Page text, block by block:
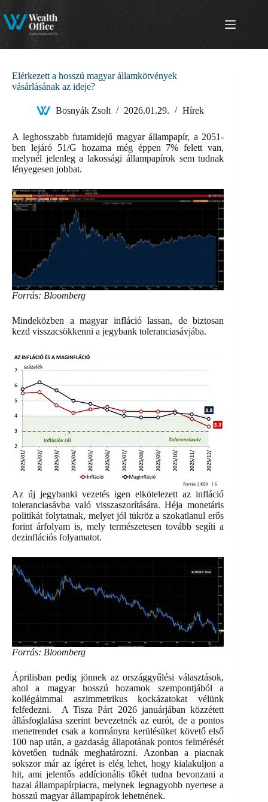
Skip
to
content
Elérkezett a hosszú magyar államkötvények
vásárlásának az ideje?
Bosnyák Zsolt 2026.01.29. Hírek
A leghosszabb futamidejű magyar állampapír, a 2051-
ben lejáró 51/G hozama még éppen 7% felett van,
melynél jelenleg a lakossági állampapírok sem tudnak
lényegesen jobbat.
Forrás: Bloomberg
Mindeközben a magyar infláció lassan, de biztosan
kezd visszacsökkenni a jegybank toleranciasávjába.
Az új jegybanki vezetés igen elkötelezett az infláció
toleranciasávba való visszaszorítására. Héja monetáris
politikát folytatnak, melyet jól tükröz a szokatlanul erős
forint árfolyam is, mely természetesen tovább segíti a
dezinflációs folyamatot.
Forrás: Bloomberg
Áprilisban pedig jönnek az országgyűlési választások,
ahol a magyar hosszú hozamok szempontjából a
kollégáimmal aszimmetrikus kockázatokat vélünk
felfedezni. A Tisza Párt 2026 januárjában közzétett
állásfoglalása szerint bevezetnék az eurót, de a pontos
menetrendet csak a kormányra kerülésüket követő első
100 nap után, a gazdaság állapotának pontos felmérését
követően tudnák meghatározni. Azonban a piacnak
sokszor már az ígéret is elég lehet, hogy kialakuljon a
hit, ami jelentős addícionális tőkét tudna bevonzani a
hazai állampapírpiacra, melynek legnagyobb nyertese a
hosszú magyar állampapírok lehetnének.